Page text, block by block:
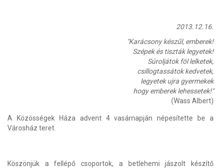
2013.12.16.
"Karácsony készűl, emberek!
Szépek és tiszták legyetek!
Súroljátok föl lelketek,
csillogtassátok kedvetek,
legyetek ujra gyermekek
hogy emberek lehessetek!"
(Wass Albert)
A Közösségek Háza advent 4 vasárnapján népesítette be a
Városház teret.
Köszönjük a fellépő csoportok, a betlehemi jászolt készítő